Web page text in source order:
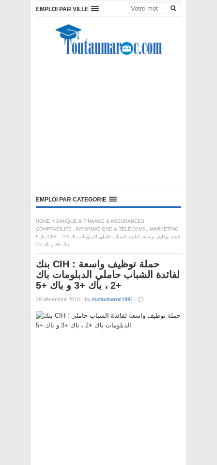
EMPLOI PAR VILLE
EMPLOI PAR CATEGORIE
HOME BANQUE & FINANCE & ASSURANCES ,
COMPTABILITÉ , INFORMATIQUE & TÉLÉCOMS , MARKETING
بنك CIH : حملة توظيف واسعة لفائدة الشباب حاملي الدبلومات باك +2 ،
باك +3 و باك +5
بنك CIH : حملة توظيف واسعة
لفائدة الشباب حاملي الدبلومات باك
+2 ، باك +3 و باك +5
29 décembre 2018 · by toutaumaroc1991 ·